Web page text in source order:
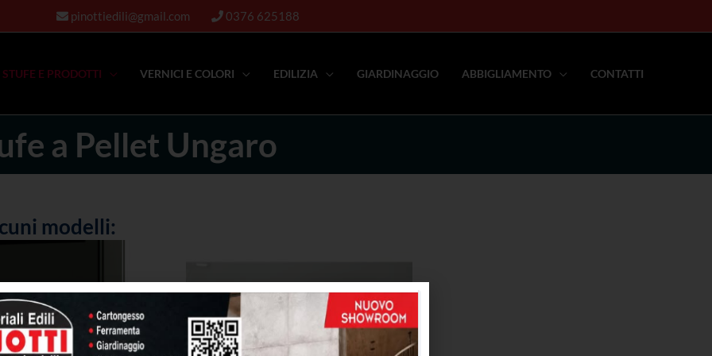
pinottiedili@gmail.com 0376 625188
STUFE E PRODOTTI VERNICI E COLORI EDILIZIA GIARDINAGGIO ABBIGLIAMENTO CONTATTI
a Pellet Ungaro
modelli: